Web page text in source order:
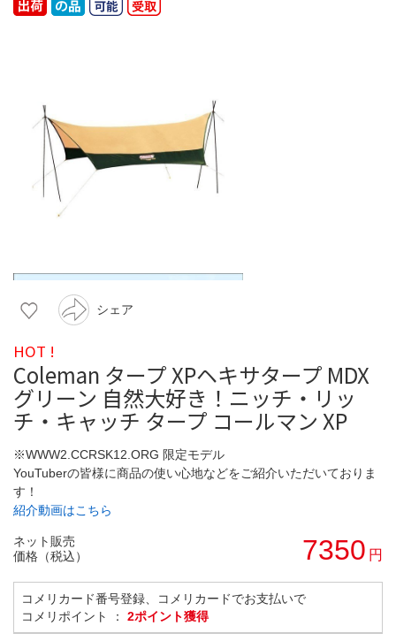
シェア
HOT !
Coleman タープ XPヘキサタープ MDX
グリーン 自然大好き！ニッチ・リッ
チ・キャッチ タープ コールマン XP
※WWW2.CCRSK12.ORG 限定モデル
YouTuberの皆様に商品の使い心地などをご紹介いただいておりま
す！
紹介動画はこちら
ネット販売
価格（税込）
7350 円
コメリカード番号登録、コメリカードでお支払いで
コメリポイント ： 2ポイント獲得